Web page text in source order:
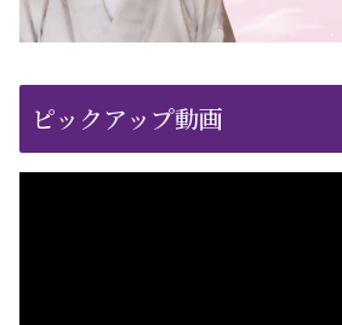
ピックアップ動画